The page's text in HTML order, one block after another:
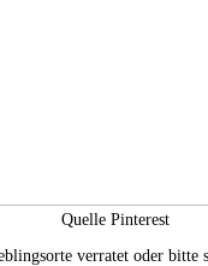
Quelle Pinterest
verratet oder